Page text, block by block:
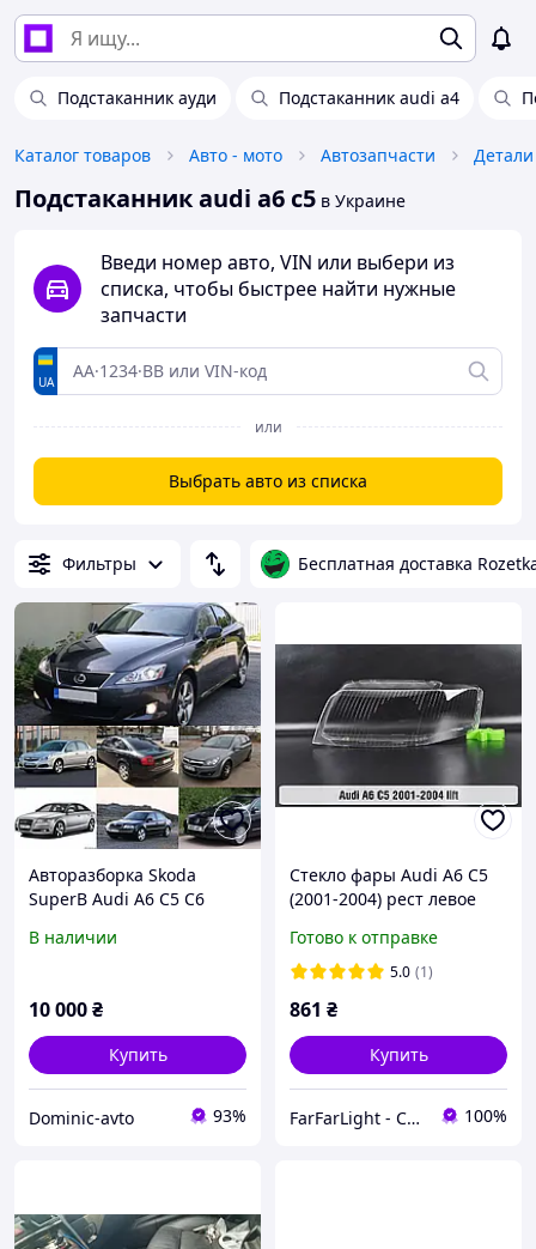
Подстаканник ауди Подстаканник audi a4
Каталог товаров Авто - мото Автозапчасти
Подстаканник audi a6 c5 в Украине
Введи номер авто, VIN или выбери из
списка, чтобы быстрее найти нужные
запчасти
UA
или
Выбрать авто из списка
Фильтры Бесплатная доставка
Авторазборка Skoda
SuperB Audi A6 C5 C6
Zafira Astra H Vectra C
В наличии
10 000₴
Купить
Dominic-avto 93%
Стекло фары Audi A6 C5
(2001-2004) рест левое
Готово к отправке
5.0 (1)
861 ₴
Купить
FarFarLight - Cтекла и корпуса фар для авто 100%